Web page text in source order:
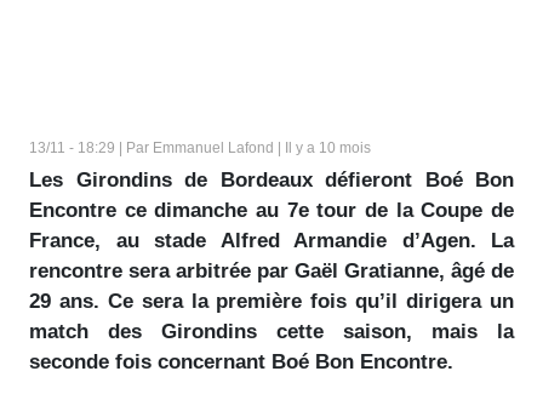
13/11 - 18:29 | Par Emmanuel Lafond | Il y a 10 mois
Les Girondins de Bordeaux défieront Boé Bon
Encontre ce dimanche au 7e tour de la Coupe de
France, au stade Alfred Armandie d’Agen. La
rencontre sera arbitrée par Gaël Gratianne, âgé de
29 ans. Ce sera la première fois qu’il dirigera un
match des Girondins cette saison, mais la
seconde fois concernant Boé Bon Encontre.